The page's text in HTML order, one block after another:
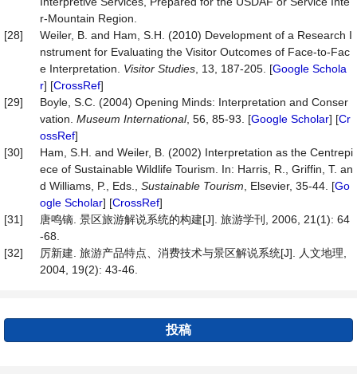
r-Mountain Region.
[28]
Weiler, B. and Ham, S.H. (2010) Development of a Research I
nstrument for Evaluating the Visitor Outcomes of Face-to-Fac
e Interpretation. Visitor Studies , 13, 187-205. [Google Schola
r] [CrossRef]
[29]
Boyle, S.C. (2004) Opening Minds: Interpretation and Conser
vation. Museum International, 56, 85-93. [Google Scholar] [Cr
ossRef]
[30]
Ham, S.H. and Weiler, B. (2002) Interpretation as the Centrepi
ece of Sustainable Wildlife Tourism. In: Harris, R., Griffin, T. an
d Williams, P., Eds., Sustainable Tourism , Elsevier, 35-44. [Go
ogle Scholar] [CrossRef]
[31]
唐鸣镝. 景区旅游解说系统的构建[J]. 旅游学刊, 2006, 21(1): 64
-68.
[32]
厉新建. 旅游产品特点、消费技术与景区解说系统[J]. 人文地理,
2004, 19(2): 43-46.
投稿